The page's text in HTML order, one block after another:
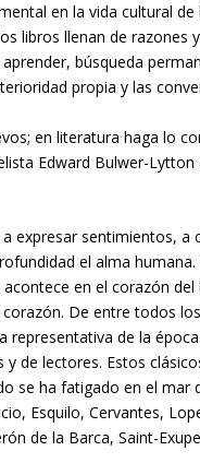
en la vida cultural
libros llenan de razones
búsqueda
propia y las
en literatura haga lo
Edward Bulwer-
expresar sentimientos, a
el alma
en el corazón
De entre todos
representativa de la
de lectores. Estos
se ha fatigado en el mar
Esquilo, Cervantes,
de la Barca, Saint-